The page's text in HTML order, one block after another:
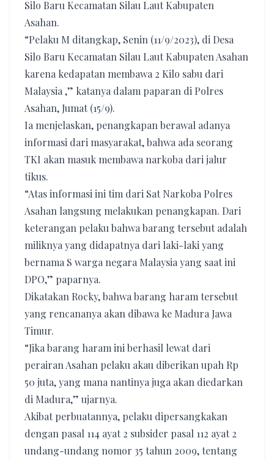
Silo Baru Kecamatan Silau Laut Kabupaten
Asahan.
“Pelaku M ditangkap, Senin (11/9/2023), di Desa
Silo Baru Kecamatan Silau Laut Kabupaten Asahan
karena kedapatan membawa 2 Kilo sabu dari
Malaysia ,” katanya dalam paparan di Polres
Asahan, Jumat (15/9).
Ia menjelaskan, penangkapan berawal adanya
informasi dari masyarakat, bahwa ada seorang
TKI akan masuk membawa narkoba dari jalur
tikus.
“Atas informasi ini tim dari Sat Narkoba Polres
Asahan langsung melakukan penangkapan. Dari
keterangan pelaku bahwa barang tersebut adalah
miliknya yang didapatnya dari laki-laki yang
bernama S warga negara Malaysia yang saat ini
DPO,” paparnya.
Dikatakan Rocky, bahwa barang haram tersebut
yang rencananya akan dibawa ke Madura Jawa
Timur.
“Jika barang haram ini berhasil lewat dari
perairan Asahan pelaku akau diberikan upah Rp
50 juta, yang mana nantinya juga akan diedarkan
di Madura,” ujarnya.
Akibat perbuatannya, pelaku dipersangkakan
dengan pasal 114 ayat 2 subsider pasal 112 ayat 2
undang-undang nomor 35 tahun 2009, tentang